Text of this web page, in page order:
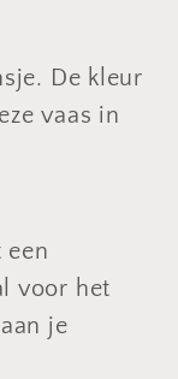
De kleur
vaas in
een
voor het
je